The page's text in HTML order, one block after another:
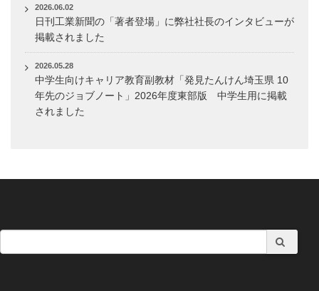
2026.06.02
日刊工業新聞の「著者登場」に弊社社長のインタビューが
掲載されました
2026.05.28
中学生向けキャリア教育副教材「発見たんけん埼玉県 10
年先のジョブノート」2026年度東部版 中学生用に掲載
されました